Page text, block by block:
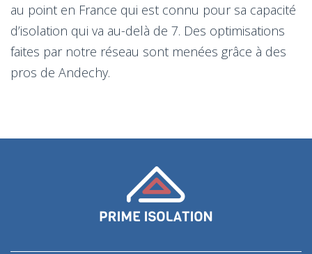
au point en France qui est connu pour sa capacité
d’isolation qui va au-delà de 7. Des optimisations
faites par notre réseau sont menées grâce à des
pros de Andechy.